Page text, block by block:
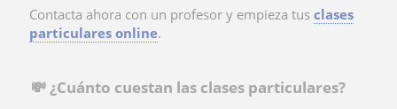
Contacta ahora con un profesor y empieza tus clases
particulares online.
💸 ¿Cuánto cuestan las clases particulares?